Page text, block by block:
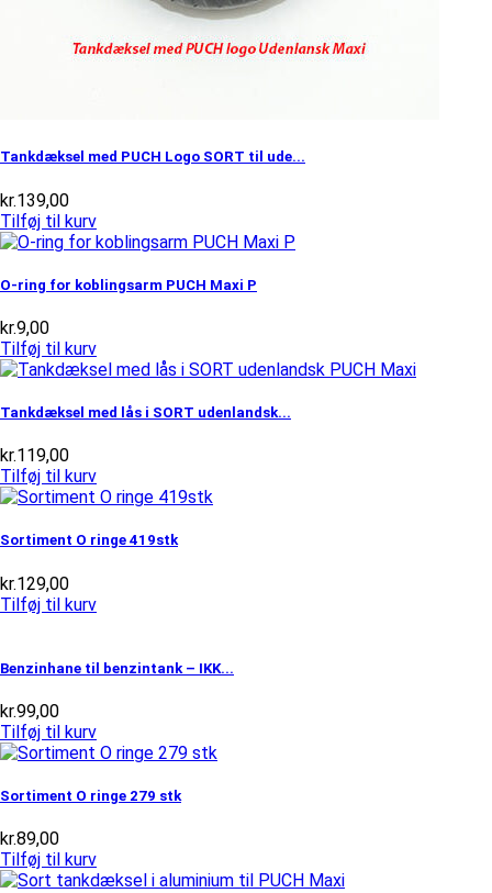
Tankdæksel med PUCH Logo SORT til ude...
kr.139,00
Tilføj til kurv
O-ring for koblingsarm PUCH Maxi P
kr.9,00
Tilføj til kurv
Tankdæksel med lås i SORT udenlandsk...
kr.119,00
Tilføj til kurv
Sortiment O ringe 419stk
kr.129,00
Tilføj til kurv
Benzinhane til benzintank – IKK...
kr.99,00
Tilføj til kurv
Sortiment O ringe 279 stk
kr.89,00
Tilføj til kurv